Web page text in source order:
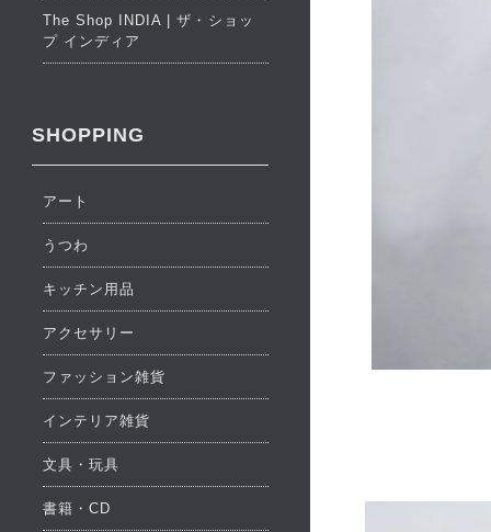
The Shop INDIA | ザ・ショッ
プ インディア
SHOPPING
アート
うつわ
キッチン用品
アクセサリー
ファッション雑貨
インテリア雑貨
文具・玩具
書籍・CD